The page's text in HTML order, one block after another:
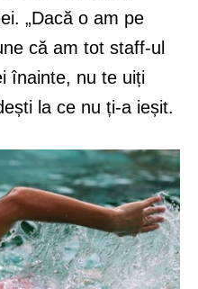
„Dacă o am pe
că am tot staff-ul
înainte, nu te uiți
la ce nu ți-a ieșit.